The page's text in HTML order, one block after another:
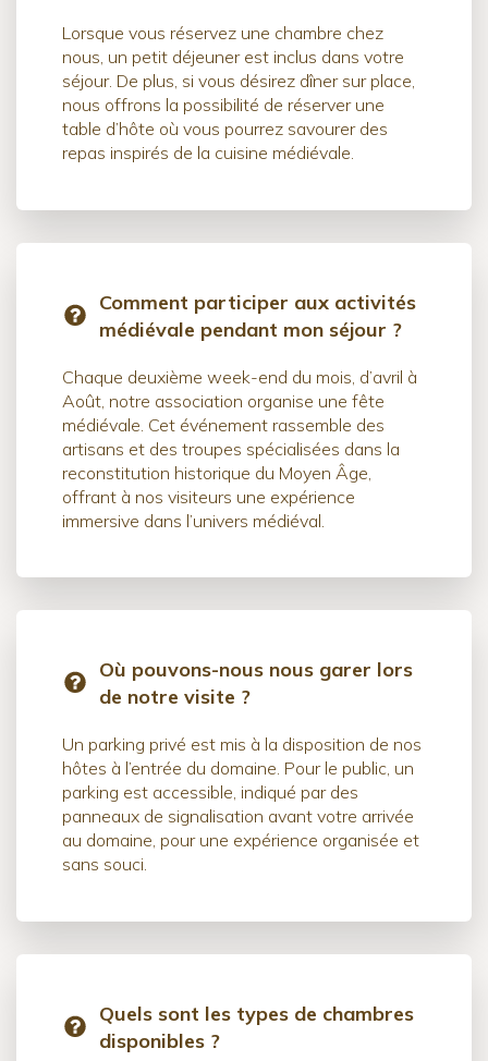
Lorsque vous réservez une chambre chez
nous, un petit déjeuner est inclus dans votre
séjour. De plus, si vous désirez dîner sur place,
nous offrons la possibilité de réserver une
table d’hôte où vous pourrez savourer des
repas inspirés de la cuisine médiévale.
Comment participer aux activités
médiévale pendant mon séjour ?
Chaque deuxième week-end du mois, d’avril à
Août, notre association organise une fête
médiévale. Cet événement rassemble des
artisans et des troupes spécialisées dans la
reconstitution historique du Moyen Âge,
offrant à nos visiteurs une expérience
immersive dans l’univers médiéval.
Où pouvons-nous nous garer lors
de notre visite ?
Un parking privé est mis à la disposition de nos
hôtes à l’entrée du domaine. Pour le public, un
parking est accessible, indiqué par des
panneaux de signalisation avant votre arrivée
au domaine, pour une expérience organisée et
sans souci.
Quels sont les types de chambres
disponibles ?